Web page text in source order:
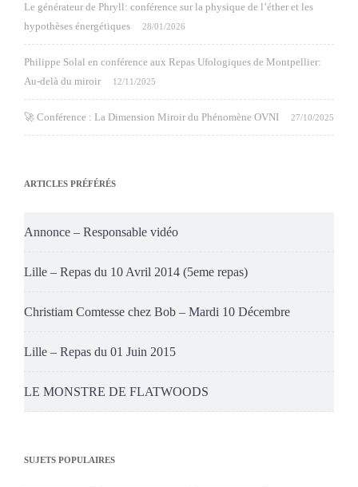
Le générateur de Phryll: conférence sur la physique de l’éther et les
hypothèses énergétiques
28/01/2026
Philippe Solal en conférence aux Repas Ufologiques de Montpellier:
Au-delà du miroir
12/11/2025
🚀 Conférence : La Dimension Miroir du Phénomène OVNI 27/10/2025
ARTICLES PRÉFÉRÉS
Annonce – Responsable vidéo
Lille – Repas du 10 Avril 2014 (5eme repas)
Christiam Comtesse chez Bob – Mardi 10 Décembre
Lille – Repas du 01 Juin 2015
LE MONSTRE DE FLATWOODS
SUJETS POPULAIRES